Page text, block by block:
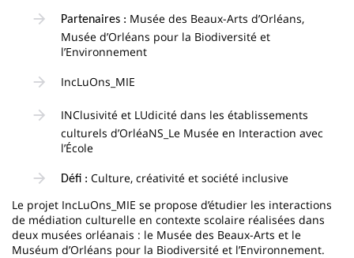
Partenaires : Musée des Beaux-Arts d’Orléans,
Musée d’Orléans pour la Biodiversité et
l’Environnement
IncLuOns_MIE
INClusivité et LUdicité dans les établissements
culturels d’OrléaNS_Le Musée en Interaction avec
l’École
Défi : Culture, créativité et société inclusive
Le projet IncLuOns_MIE se propose d’étudier les interactions
de médiation culturelle en contexte scolaire réalisées dans
deux musées orléanais : le Musée des Beaux-Arts et le
Muséum d’Orléans pour la Biodiversité et l’Environnement.